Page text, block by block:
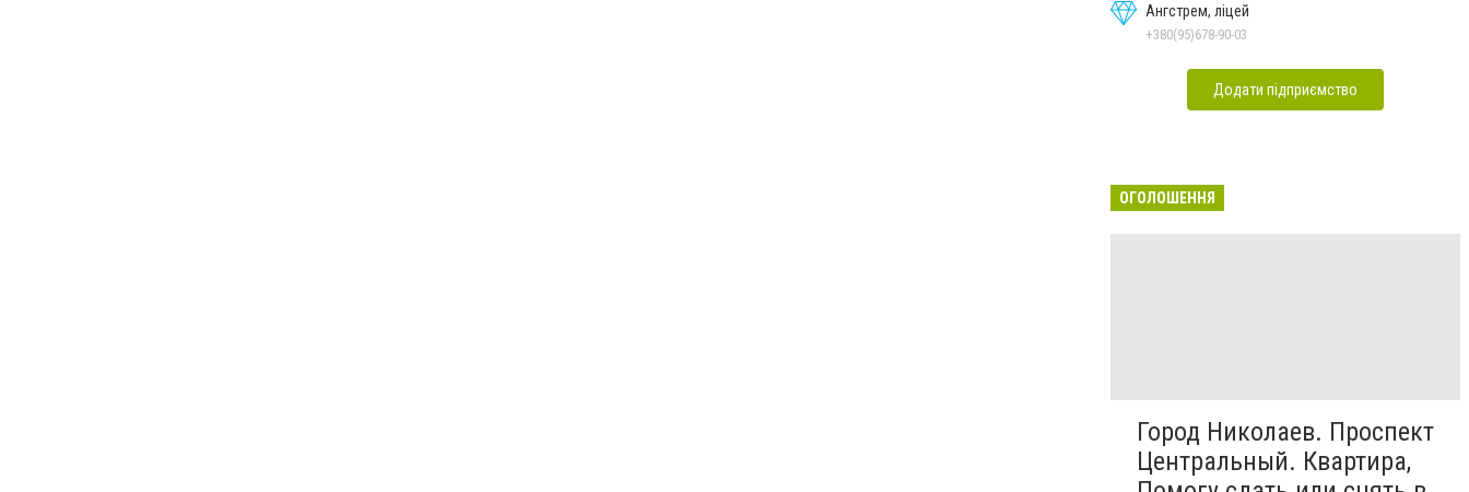
Ангстрем, ліцей
+380(95)678-90-03
Додати підприємство
ОГОЛОШЕННЯ
Город Николаев. Проспект
Центральный. Квартира,